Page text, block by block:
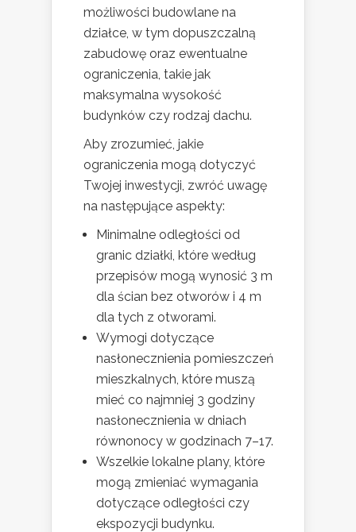
możliwości budowlane na
działce, w tym dopuszczalną
zabudowę oraz ewentualne
ograniczenia, takie jak
maksymalna wysokość
budynków czy rodzaj dachu.
Aby zrozumieć, jakie
ograniczenia mogą dotyczyć
Twojej inwestycji, zwróć uwagę
na następujące aspekty:
Minimalne odległości od
granic działki, które według
przepisów mogą wynosić 3 m
dla ścian bez otworów i 4 m
dla tych z otworami.
Wymogi dotyczące
nasłonecznienia pomieszczeń
mieszkalnych, które muszą
mieć co najmniej 3 godziny
nasłonecznienia w dniach
równonocy w godzinach 7–17.
Wszelkie lokalne plany, które
mogą zmieniać wymagania
dotyczące odległości czy
ekspozycji budynku.